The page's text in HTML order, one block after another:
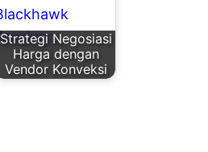
Strategi Negosiasi
Harga dengan
Vendor Konveksi